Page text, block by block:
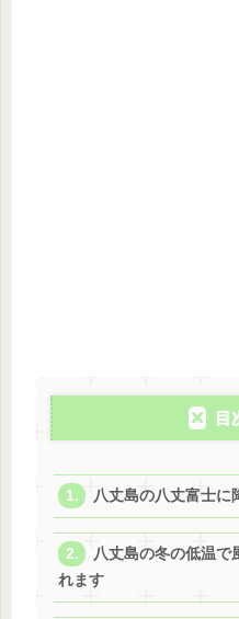
目
八丈島の八丈富士に
八丈島の冬の低温で
れます